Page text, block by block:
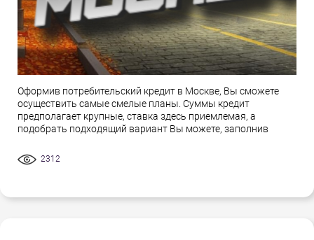
Оформив потребительский кредит в Москве, Вы сможете
осуществить самые смелые планы. Суммы кредит
предполагает крупные, ставка здесь приемлемая, а
подобрать подходящий вариант Вы можете, заполнив
2312